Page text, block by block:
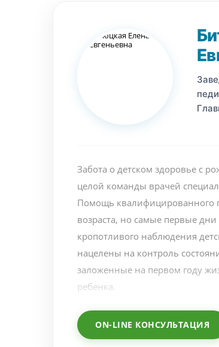
Забота о детском здоровье с
целой команды врачей
Помощь квалифицированного
возраста, но самые первые
кропотливого наблюдения
нацелены на контроль
заложенные на первом году
ребенка.
ON-LINE КОНСУЛЬТАЦИЯ